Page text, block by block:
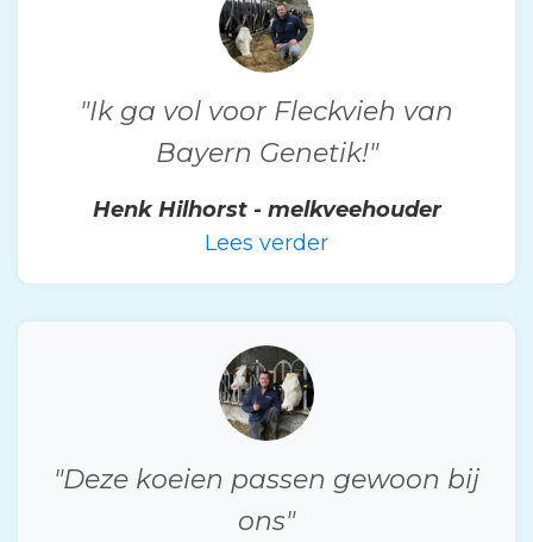
"Ik ga vol voor Fleckvieh van
Bayern Genetik!"
Henk Hilhorst - melkveehouder
Lees verder
"Deze koeien passen gewoon bij
ons"